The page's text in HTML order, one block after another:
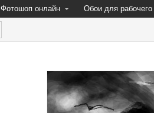
Фотошоп онлайн Обои для рабочего